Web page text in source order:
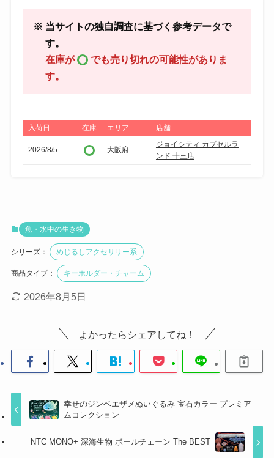
※ 当サイトの独自調査に基づく参考データで
す。
在庫が
でも売り切れの可能性がありま
す。
入荷日 在庫 エリア 店舗
2026/8/5 大阪府
ジョイシティ カプセルラ
ンド 十三店
魚・水中の生き物
シリーズ： めじるしアクセサリー系
商品タイプ： キーホルダー・チャーム
2026年8月5日
よかったらシェアしてね！
幸せのジンベエザメぬいぐるみ 宝石カラー プレミア
ムコレクション
NTC MONO+ 深海生物 ボールチェーン The BEST